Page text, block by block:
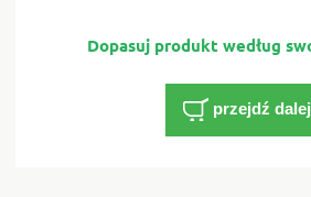
przejdź dalej